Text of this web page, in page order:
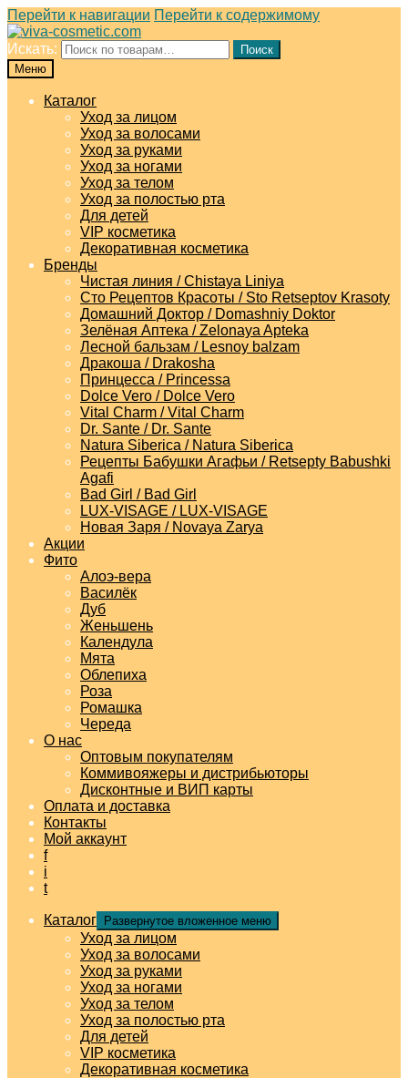
Перейти к навигации Перейти к содержимому
Искать:
Поиск
Меню
Каталог
Уход за лицом
Уход за волосами
Уход за руками
Уход за ногами
Уход за телом
Уход за полостью рта
Для детей
VIP косметика
Декоративная косметика
Бренды
Чистая линия / Chistaya Liniya
Сто Рецептов Красоты / Sto Retseptov Krasoty
Домашний Доктор / Domashniy Doktor
Зелёная Аптека / Zelonaya Apteka
Лесной бальзам / Lesnoy balzam
Дракоша / Drakosha
Принцесса / Princessa
Dolce Vero / Dolce Vero
Vital Charm / Vital Charm
Dr. Sante / Dr. Sante
Natura Siberica / Natura Siberica
Рецепты Бабушки Агафьи / Retsepty Babushki
Agafi
Bad Girl / Bad Girl
LUX-VISAGE / LUX-VISAGE
Новая Заря / Novaya Zarya
Акции
Фито
Алоэ-вера
Василёк
Дуб
Женьшень
Календула
Мята
Облепиха
Роза
Ромашка
Череда
О нас
Оптовым покупателям
Коммивояжеры и дистрибьюторы
Дисконтные и ВИП карты
Оплата и доставка
Контакты
Мой аккаунт
f
i
t
Каталог Развернутое вложенное меню
Уход за лицом
Уход за волосами
Уход за руками
Уход за ногами
Уход за телом
Уход за полостью рта
Для детей
VIP косметика
Декоративная косметика